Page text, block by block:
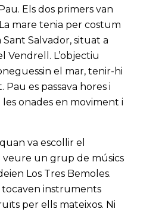
Els dos primers van
mare tenia per costum
Salvador, situat a
Vendrell. L’objectiu
el mar, tenir-hi
Pau es passava hores i
onades en moviment i
va escollir el
veure un grup de músics
Los Tres Bemoles.
tocaven instruments
per ells mateixos. Ni